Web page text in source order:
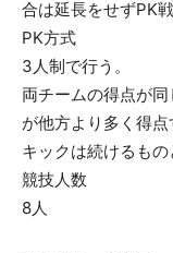
合は延長をせずPK
PK方式
3人制で行う。
両チームの得点が
が他方より多く得
キックは続けるもの
競技人数
8人